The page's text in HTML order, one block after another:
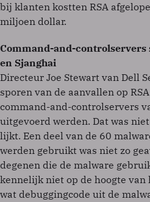
bij klanten kostten RSA
miljoen dollar.
Command-and-controlservers
en Sjanghai
Directeur Joe Stewart van Dell
sporen van de aanvallen op
command-and-controlservers
uitgevoerd werden. Dat was
lijkt. Een deel van de 60
werden gebruikt was niet zo
degenen die de malware
kennelijk niet op de hoogte van
wat debuggingcode uit de